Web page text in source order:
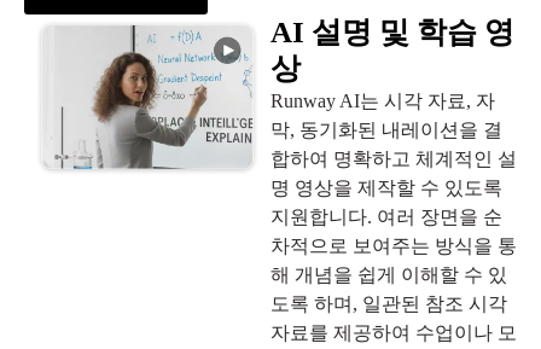
AI 설명 및 학습 영
상
Runway AI는 시각 자료, 자
막, 동기화된 내레이션을 결
합하여 명확하고 체계적인 설
명 영상을 제작할 수 있도록
지원합니다. 여러 장면을 순
차적으로 보여주는 방식을 통
해 개념을 쉽게 이해할 수 있
도록 하며, 일관된 참조 시각
자료를 제공하여 수업이나 모